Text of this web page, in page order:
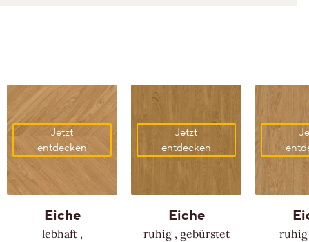
Jetzt
entdecken
Eiche
lebhaft,
Jetzt
entdecken
Eiche
ruhig, gebürstet ruhig